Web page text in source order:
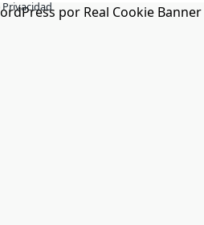
Privacidad por Real Cookie Banner